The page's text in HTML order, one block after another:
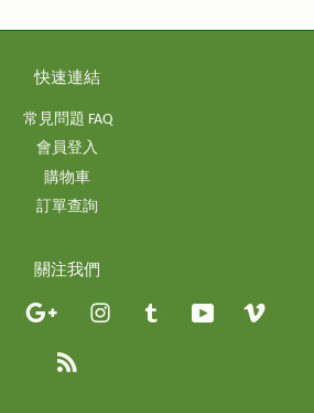
快速連結
常見問題 FAQ
會員登入
購物車
訂單查詢
關注我們
Pinterest Google InstagramTumblr YouTube